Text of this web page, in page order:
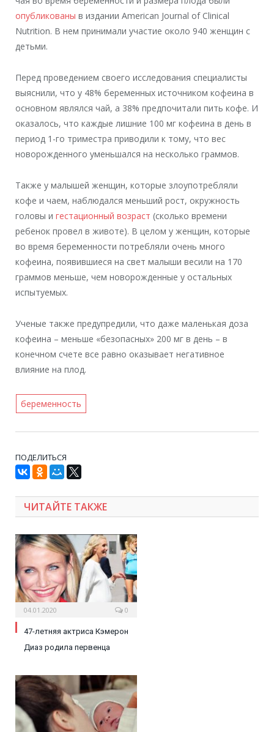
опубликованы в издании American Journal of Clinical
Nutrition. В нем принимали участие около 940 женщин с
детьми.
Перед проведением своего исследования специалисты
выяснили, что у 48% беременных источником кофеина в
основном являлся чай, а 38% предпочитали пить кофе. И
оказалось, что каждые лишние 100 мг кофеина в день в
период 1-го триместра приводили к тому, что вес
новорожденного уменьшался на несколько граммов.
Также у малышей женщин, которые злоупотребляли
кофе и чаем, наблюдался меньший рост, окружность
головы и гестационный возраст (сколько времени
ребенок провел в животе). В целом у женщин, которые
во время беременности потребляли очень много
кофеина, появившиеся на свет малыши весили на 170
граммов меньше, чем новорожденные у остальных
испытуемых.
Ученые также предупредили, что даже маленькая доза
кофеина – меньше «безопасных» 200 мг в день – в
конечном счете все равно оказывает негативное
влияние на плод.
беременность
ПОДЕЛИТЬСЯ
ЧИТАЙТЕ ТАКЖЕ
04.01.2020 0
47-летняя актриса Кэмерон
Диаз родила первенца